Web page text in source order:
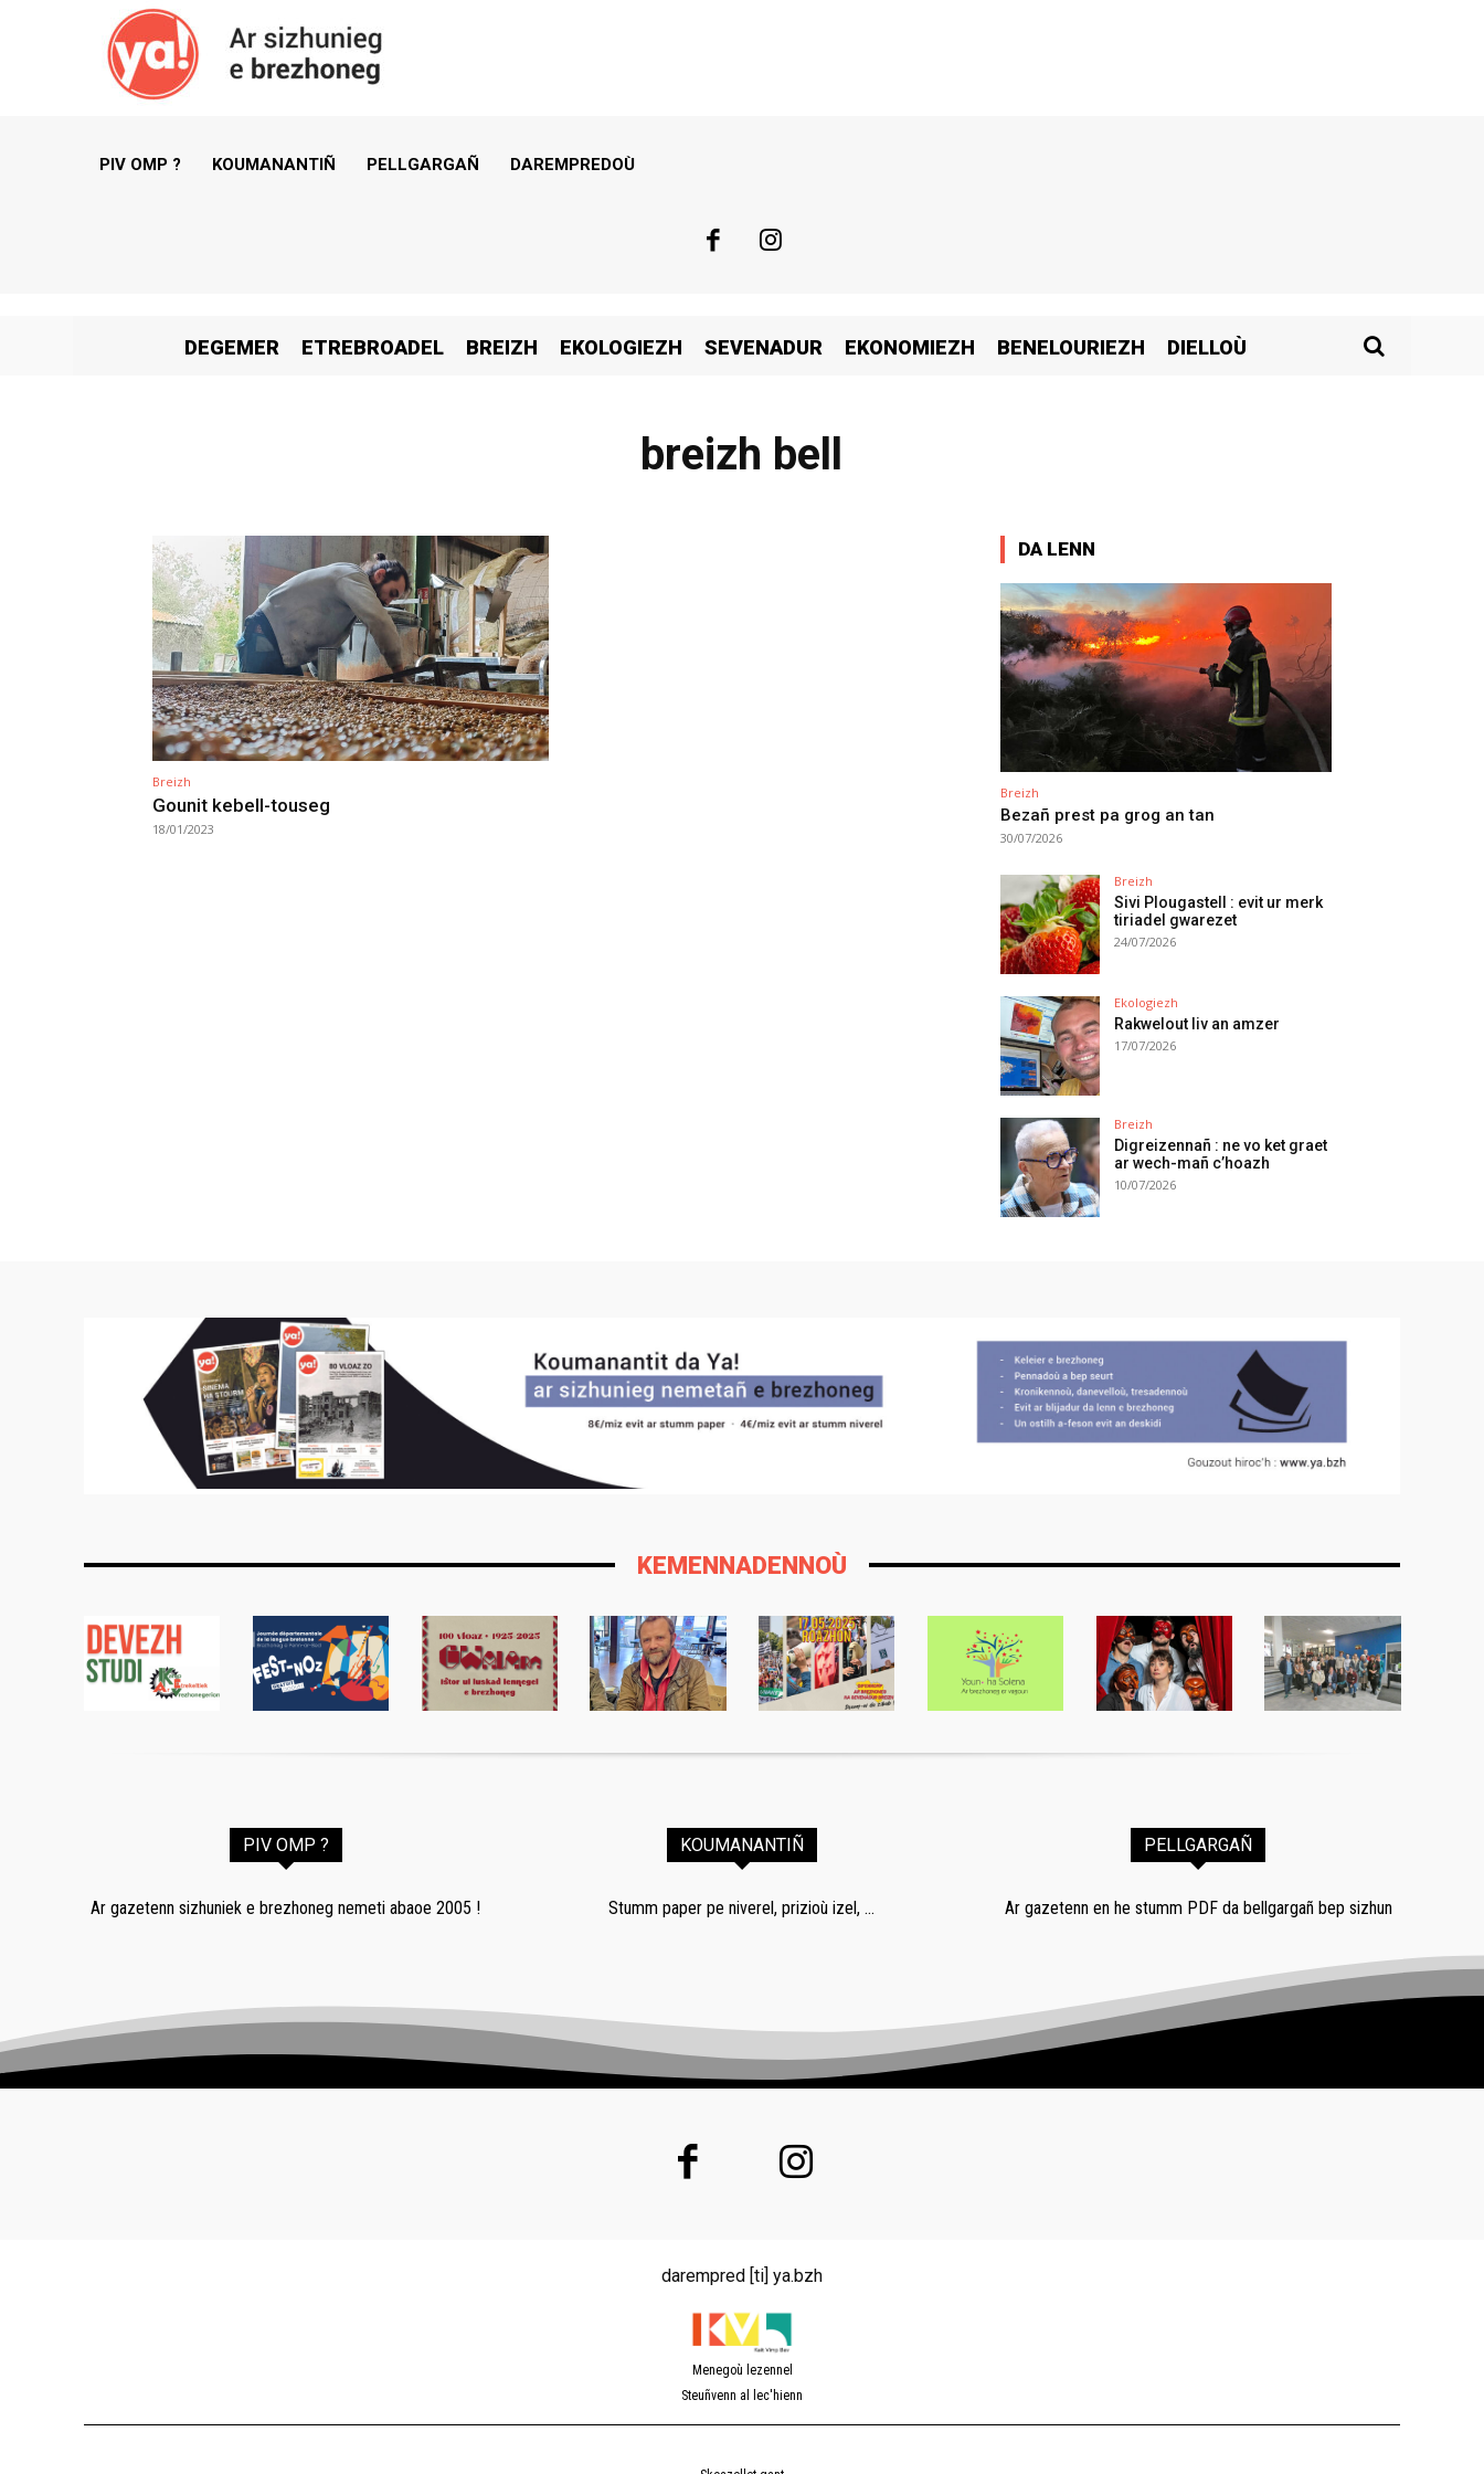
PIV OMP ? KOUMANANTIÑ PELLGARGAÑ DAREMPREDOÙ
DEGEMER ETREBROADEL BREIZH EKOLOGIEZH SEVENADUR EKONOMIEZH BENELOURIEZH DIELLOÙ
breizh bell
Breizh
Gounit kebell-touseg
18/01/2023
DA LENN
Breizh
Bezañ prest pa grog an tan
30/07/2026
Breizh
Sivi Plougastell : evit ur merk
tiriadel gwarezet
24/07/2026
Ekologiezh
Rakwelout liv an amzer
17/07/2026
Breizh
Digreizennañ : ne vo ket graet
ar wech-mañ c’hoazh
10/07/2026
KEMENNADENNOÙ
PIV OMP ?
Ar gazetenn sizhuniek e brezhoneg nemeti abaoe 2005 !
KOUMANANTIÑ
Stumm paper pe niverel, prizioù izel, ...
PELLGARGAÑ
Ar gazetenn en he stumm PDF da bellgargañ bep sizhun
darempred [ti] ya.bzh
Menegoù lezennel
Steuñvenn al lec'hienn